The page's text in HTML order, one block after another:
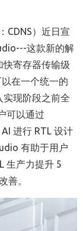
CDNS）近日宣
这款新的解
快寄存器传输级
在一个统一的
现阶段之前全
可以通过
进行 RTL 设计
有助于用户
生产力提升 5
善。